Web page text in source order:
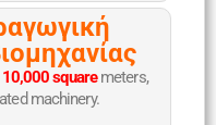
10,000 squaremeters,
machinery.